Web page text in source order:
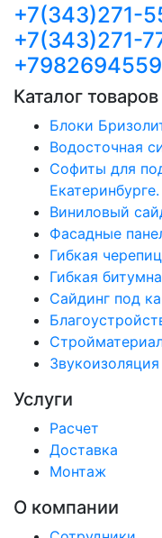
+7(343)271-
+7(343)271-
Каталог товаров
Блоки
Водосточная
Софиты для
Екатеринбурге.
Виниловый
Фасадные
Гибкая
Гибкая
Сайдинг под
Звукоизоляция
Услуги
Расчет
Доставка
Монтаж
О компании